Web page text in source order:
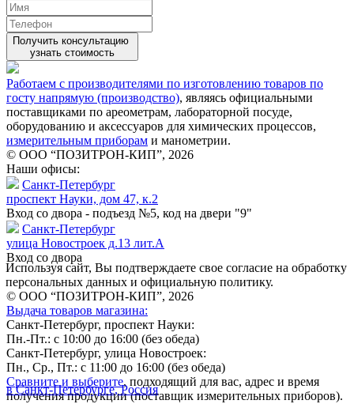
Получить консультацию
узнать стоимость
Работаем с производителями по изготовлению товаров по
госту напрямую (производство), являясь официальными
поставщиками по ареометрам, лабораторной посуде,
оборудованию и аксессуаров для химических процессов,
измерительным приборам и манометрии.
© ООО “ПОЗИТРОН-КИП”, 2026
Наши офисы:
Санкт-Петербург
проспект Науки, дом 47, к.2
Вход со двора - подъезд №5, код на двери "9"
Санкт-Петербург
улица Новостроек д.13 лит.А
Вход со двора
Используя сайт, Вы подтверждаете свое согласие на обработку
персональных данных и официальную политику.
© ООО “ПОЗИТРОН-КИП”, 2026
Выдача товаров магазина:
Санкт-Петербург, проспект Науки:
Пн.-Пт.: с 10:00 до 16:00 (без обеда)
Санкт-Петербург, улица Новостроек:
Пн., Ср., Пт.: с 11:00 до 16:00 (без обеда)
Сравните и выберите, подходящий для вас, адрес и время
получения продукции (поставщик измерительных приборов).
в Санкт-Петербурге, Россия